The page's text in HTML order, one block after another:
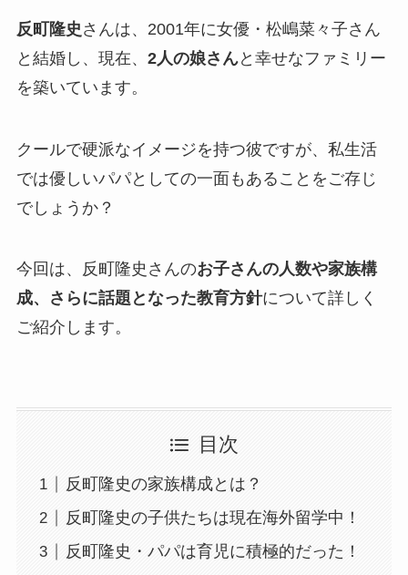
反町隆史 さんは、2001年に女優・松嶋菜々子さん
と結婚し、現在、 2人の娘さんと幸せなファミリー
を築いています。
クールで硬派なイメージを持つ彼ですが、私生活
では優しいパパとしての一面もあることをご存じ
でしょうか？
今回は、反町隆史さんのお子さんの人数や家族構
成、さらに話題となった教育方針について詳しく
ご紹介します。
目次
反町隆史の家族構成とは？
反町隆史の子供たちは現在海外留学中！
反町隆史・パパは育児に積極的だった！